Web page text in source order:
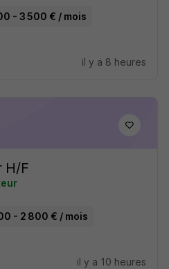
- 3 500 € / mois
il y a 8 heures
H/F
- 2 800 € / mois
il y a 10 heures